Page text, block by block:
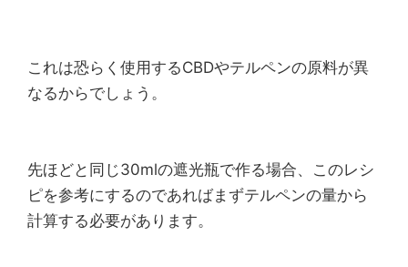
これは恐らく使用するCBDやテルペンの原料が異
なるからでしょう。
先ほどと同じ30mlの遮光瓶で作る場合、このレシ
ピを参考にするのであればまずテルペンの量から
計算する必要があります。